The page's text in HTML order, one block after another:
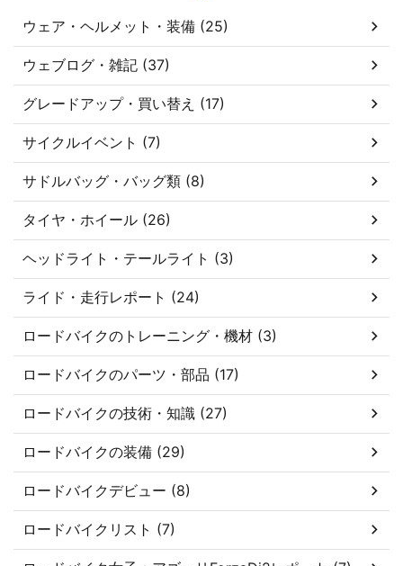
ウェア・ヘルメット・装備 (25)
ウェブログ・雑記 (37)
グレードアップ・買い替え (17)
サイクルイベント (7)
サドルバッグ・バッグ類 (8)
タイヤ・ホイール (26)
ヘッドライト・テールライト (3)
ライド・走行レポート (24)
ロードバイクのトレーニング・機材 (3)
ロードバイクのパーツ・部品 (17)
ロードバイクの技術・知識 (27)
ロードバイクの装備 (29)
ロードバイクデビュー (8)
ロードバイクリスト (7)